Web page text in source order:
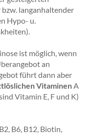
langanhaltender
Hypo- u.
ist möglich, wenn
an
führt dann aber
VitaminenA
Vitamin E, F und K)
B6, B12, Biotin,